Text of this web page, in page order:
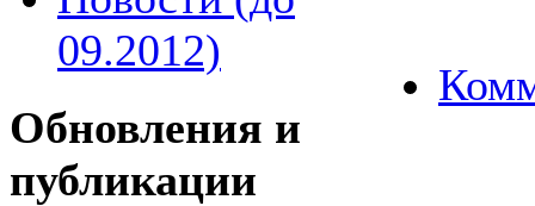
09.2012)
Обновления и
публикации